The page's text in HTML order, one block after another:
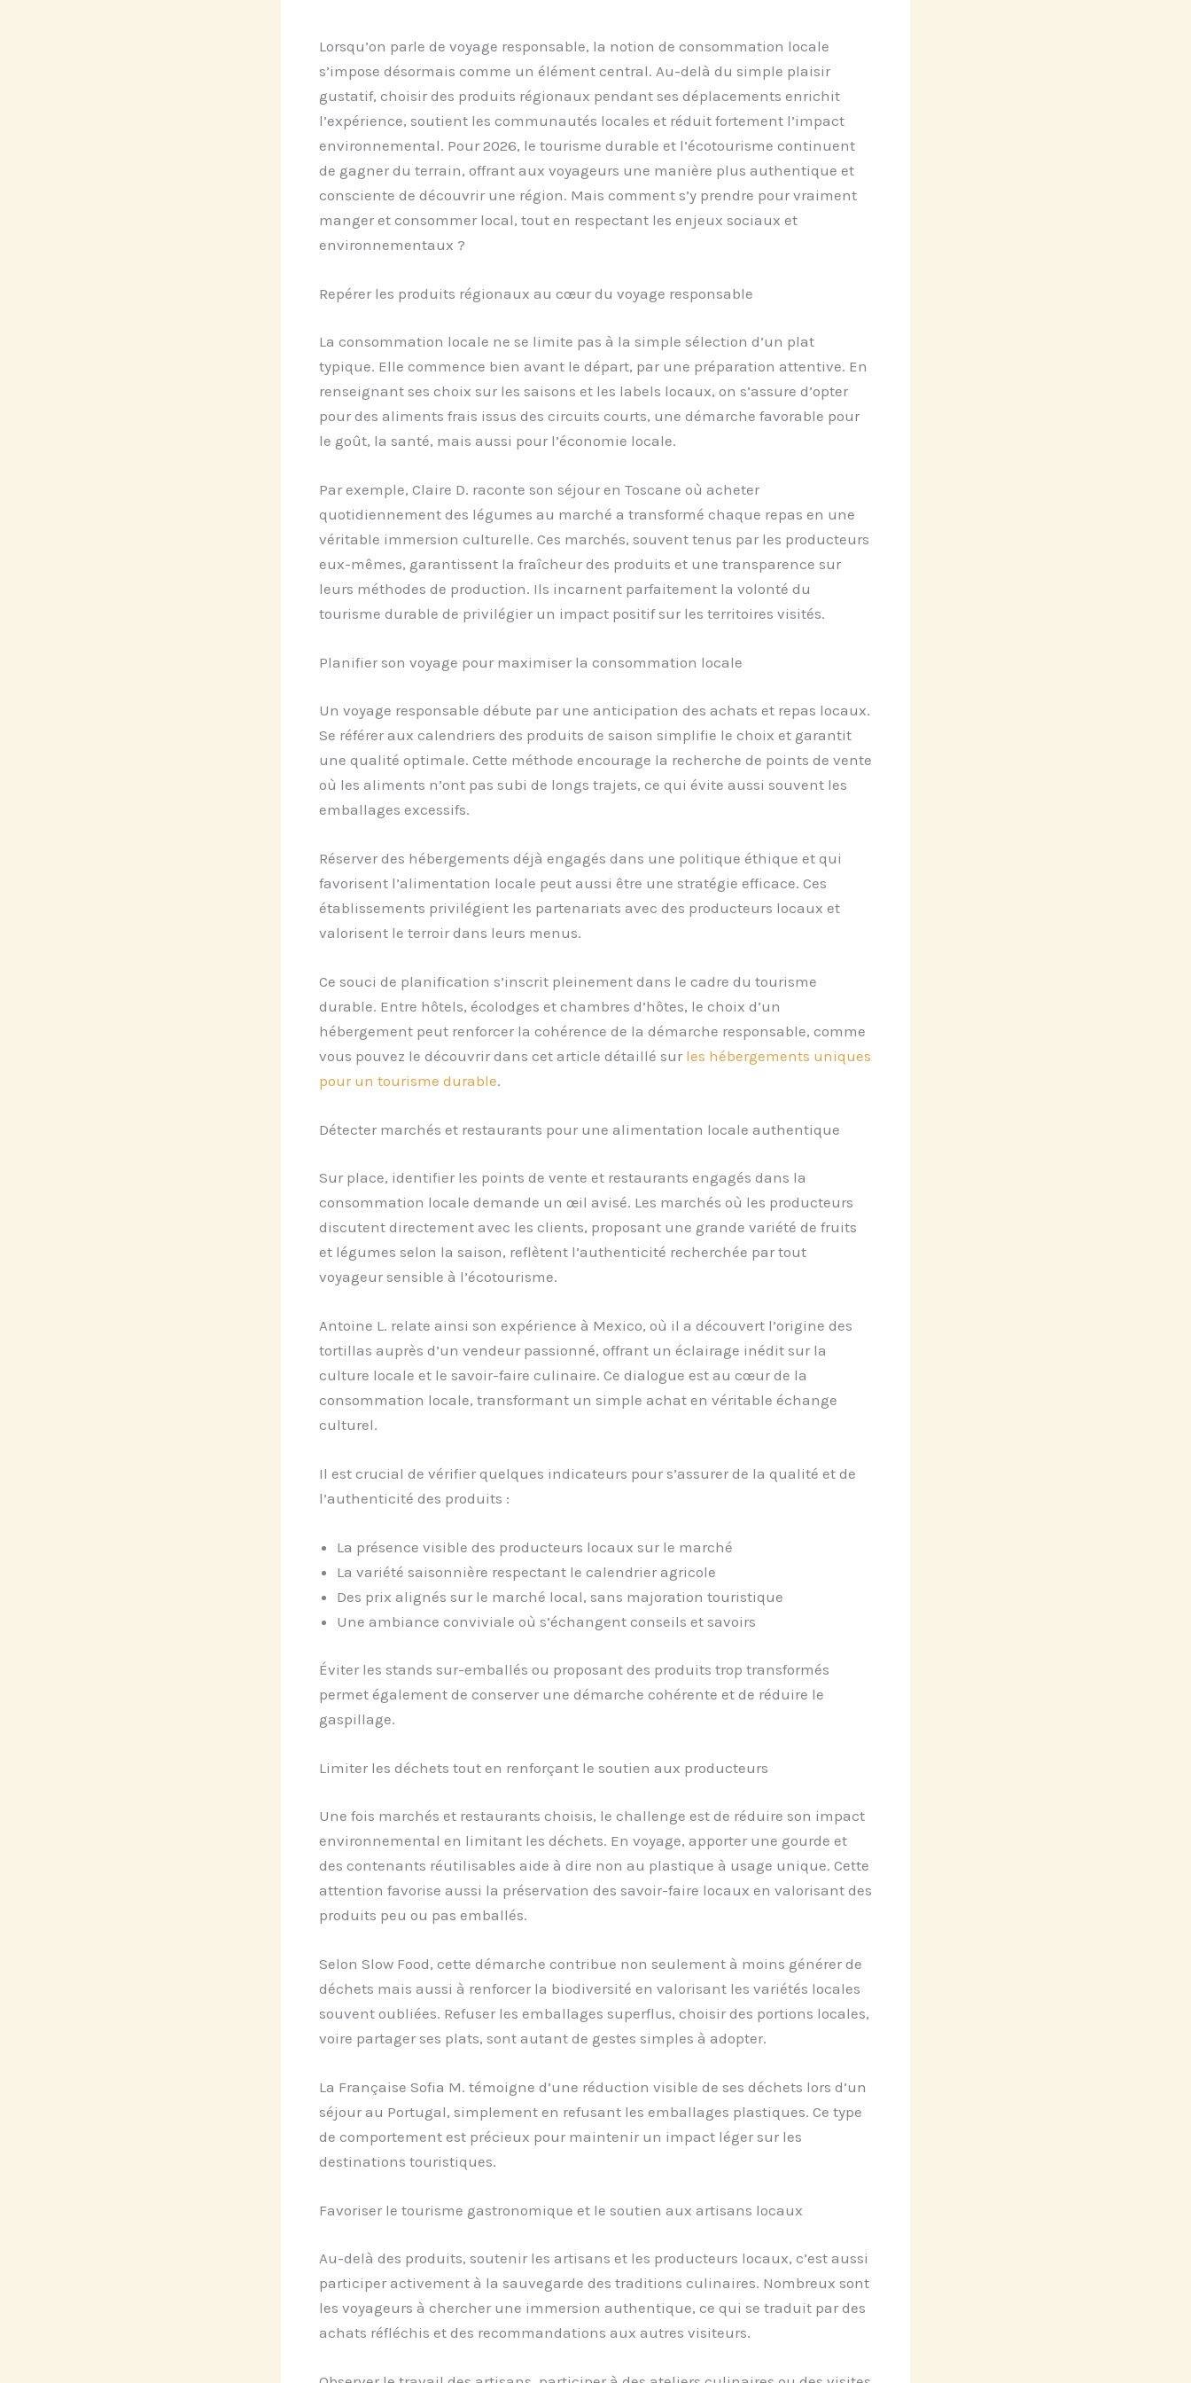
Lorsqu’on parle de voyage responsable, la notion de consommation locale
s’impose désormais comme un élément central. Au-delà du simple plaisir
gustatif, choisir des produits régionaux pendant ses déplacements enrichit
l’expérience, soutient les communautés locales et réduit fortement l’impact
environnemental. Pour 2026, le tourisme durable et l’écotourisme continuent
de gagner du terrain, offrant aux voyageurs une manière plus authentique et
consciente de découvrir une région. Mais comment s’y prendre pour vraiment
manger et consommer local, tout en respectant les enjeux sociaux et
environnementaux ?
Repérer les produits régionaux au cœur du voyage responsable
La consommation locale ne se limite pas à la simple sélection d’un plat
typique. Elle commence bien avant le départ, par une préparation attentive. En
renseignant ses choix sur les saisons et les labels locaux, on s’assure d’opter
pour des aliments frais issus des circuits courts, une démarche favorable pour
le goût, la santé, mais aussi pour l’économie locale.
Par exemple, Claire D. raconte son séjour en Toscane où acheter
quotidiennement des légumes au marché a transformé chaque repas en une
véritable immersion culturelle. Ces marchés, souvent tenus par les producteurs
eux-mêmes, garantissent la fraîcheur des produits et une transparence sur
leurs méthodes de production. Ils incarnent parfaitement la volonté du
tourisme durable de privilégier un impact positif sur les territoires visités.
Planifier son voyage pour maximiser la consommation locale
Un voyage responsable débute par une anticipation des achats et repas locaux.
Se référer aux calendriers des produits de saison simplifie le choix et garantit
une qualité optimale. Cette méthode encourage la recherche de points de vente
où les aliments n’ont pas subi de longs trajets, ce qui évite aussi souvent les
emballages excessifs.
Réserver des hébergements déjà engagés dans une politique éthique et qui
favorisent l’alimentation locale peut aussi être une stratégie efficace. Ces
établissements privilégient les partenariats avec des producteurs locaux et
valorisent le terroir dans leurs menus.
Ce souci de planification s’inscrit pleinement dans le cadre du tourisme
durable. Entre hôtels, écolodges et chambres d’hôtes, le choix d’un
hébergement peut renforcer la cohérence de la démarche responsable, comme
vous pouvez le découvrir dans cet article détaillé sur les hébergements uniques
pour un tourisme durable.
Détecter marchés et restaurants pour une alimentation locale authentique
Sur place, identifier les points de vente et restaurants engagés dans la
consommation locale demande un œil avisé. Les marchés où les producteurs
discutent directement avec les clients, proposant une grande variété de fruits
et légumes selon la saison, reflètent l’authenticité recherchée par tout
voyageur sensible à l’écotourisme.
Antoine L. relate ainsi son expérience à Mexico, où il a découvert l’origine des
tortillas auprès d’un vendeur passionné, offrant un éclairage inédit sur la
culture locale et le savoir-faire culinaire. Ce dialogue est au cœur de la
consommation locale, transformant un simple achat en véritable échange
culturel.
Il est crucial de vérifier quelques indicateurs pour s’assurer de la qualité et de
l’authenticité des produits :
La présence visible des producteurs locaux sur le marché
La variété saisonnière respectant le calendrier agricole
Des prix alignés sur le marché local, sans majoration touristique
Une ambiance conviviale où s’échangent conseils et savoirs
Éviter les stands sur-emballés ou proposant des produits trop transformés
permet également de conserver une démarche cohérente et de réduire le
gaspillage.
Limiter les déchets tout en renforçant le soutien aux producteurs
Une fois marchés et restaurants choisis, le challenge est de réduire son impact
environnemental en limitant les déchets. En voyage, apporter une gourde et
des contenants réutilisables aide à dire non au plastique à usage unique. Cette
attention favorise aussi la préservation des savoir-faire locaux en valorisant des
produits peu ou pas emballés.
Selon Slow Food, cette démarche contribue non seulement à moins générer de
déchets mais aussi à renforcer la biodiversité en valorisant les variétés locales
souvent oubliées. Refuser les emballages superflus, choisir des portions locales,
voire partager ses plats, sont autant de gestes simples à adopter.
La Française Sofia M. témoigne d’une réduction visible de ses déchets lors d’un
séjour au Portugal, simplement en refusant les emballages plastiques. Ce type
de comportement est précieux pour maintenir un impact léger sur les
destinations touristiques.
Favoriser le tourisme gastronomique et le soutien aux artisans locaux
Au-delà des produits, soutenir les artisans et les producteurs locaux, c’est aussi
participer activement à la sauvegarde des traditions culinaires. Nombreux sont
les voyageurs à chercher une immersion authentique, ce qui se traduit par des
achats réfléchis et des recommandations aux autres visiteurs.